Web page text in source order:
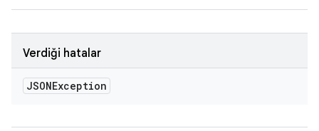
Verdiği hatalar
JSONException